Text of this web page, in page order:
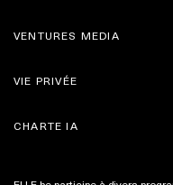
VENTURES MEDIA
VIE PRIVÉE
CHARTE IA